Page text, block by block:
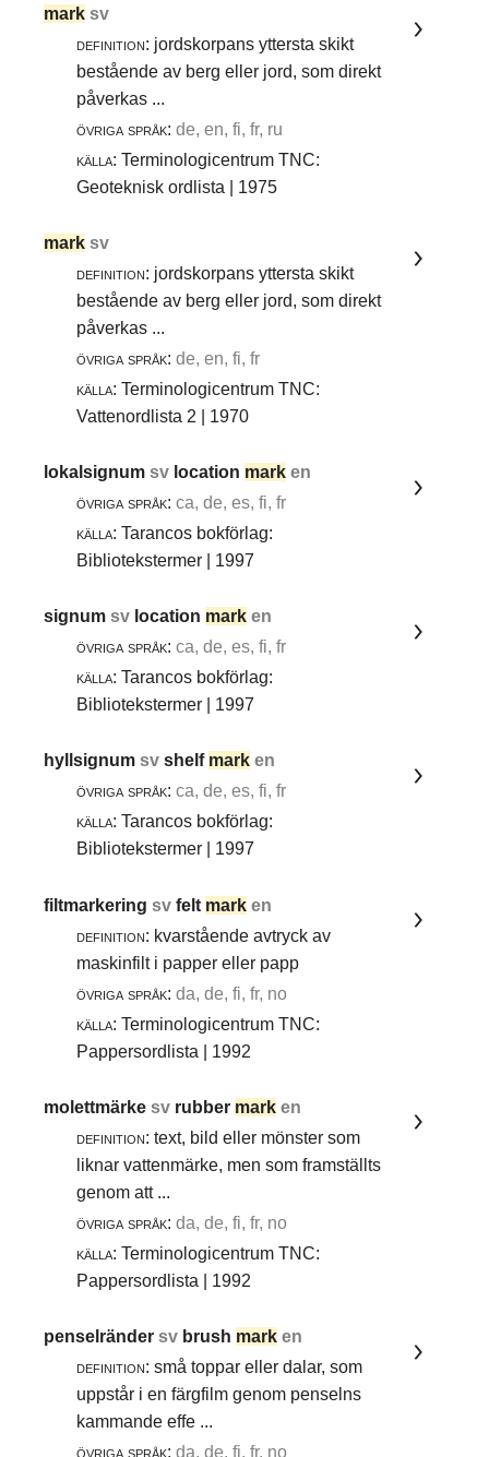
mark sv
definition: jordskorpans yttersta skikt
bestående av berg eller jord, som direkt
påverkas ...
övriga språk: de, en, fi, fr, ru
källa: Terminologicentrum TNC:
Geoteknisk ordlista | 1975
mark sv
definition: jordskorpans yttersta skikt
bestående av berg eller jord, som direkt
påverkas ...
övriga språk: de, en, fi, fr
källa: Terminologicentrum TNC:
Vattenordlista 2 | 1970
lokalsignumsv location mark en
övriga språk: ca, de, es, fi, fr
källa: Tarancos bokförlag:
Bibliotekstermer | 1997
signumsv location mark en
övriga språk: ca, de, es, fi, fr
källa: Tarancos bokförlag:
Bibliotekstermer | 1997
hyllsignumsvshelf mark en
övriga språk: ca, de, es, fi, fr
källa: Tarancos bokförlag:
Bibliotekstermer | 1997
filtmarkeringsvfelt mark en
definition: kvarstående avtryck av
maskinfilt i papper eller papp
övriga språk: da, de, fi, fr, no
källa: Terminologicentrum TNC:
Pappersordlista | 1992
molettmärkesv rubber mark en
definition: text, bild eller mönster som
liknar vattenmärke, men som framställts
genom att ...
övriga språk: da, de, fi, fr, no
källa: Terminologicentrum TNC:
Pappersordlista | 1992
penselrändersv brush mark en
definition: små toppar eller dalar, som
uppstår i en färgfilm genom penselns
kammande effe ...
övriga språk: da, de, fi, fr, no